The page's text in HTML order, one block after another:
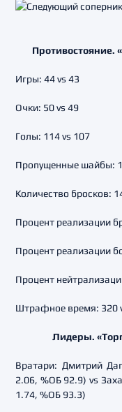
Противостояние.
Игры: 44 vs 43
Очки: 50 vs 49
Голы: 114 vs 107
Пропущенные шайбы:
Количество бросков:
Процент реализации
Процент реализации
Процент
Штрафное время: 320
Лидеры.
Вратари: Дмитрий
2.06, %ОБ 92.9) vs
1.74, %ОБ 93.3)